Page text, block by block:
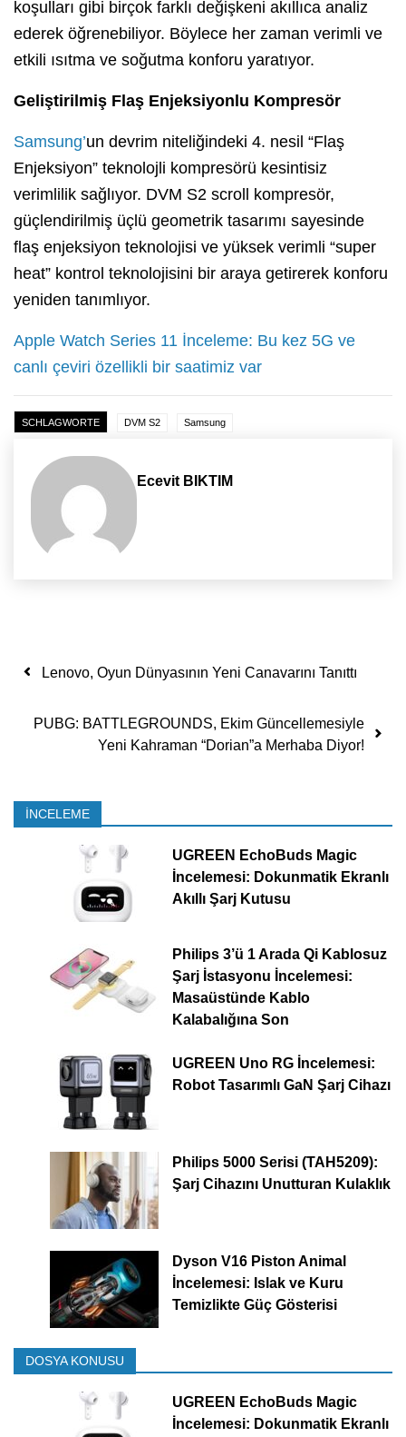
koşulları gibi birçok farklı değişkeni akıllıca analiz
ederek öğrenebiliyor. Böylece her zaman verimli ve
etkili ısıtma ve soğutma konforu yaratıyor.
Geliştirilmiş Flaş Enjeksiyonlu Kompresör
Samsung’un devrim niteliğindeki 4. nesil “Flaş
Enjeksiyon” teknolojli kompresörü kesintisiz
verimlilik sağlıyor. DVM S2 scroll kompresör,
güçlendirilmiş üçlü geometrik tasarımı sayesinde
flaş enjeksiyon teknolojisi ve yüksek verimli “super
heat” kontrol teknolojisini bir araya getirerek konforu
yeniden tanımlıyor.
Apple Watch Series 11 İnceleme: Bu kez 5G ve
canlı çeviri özellikli bir saatimiz var
SCHLAGWORTE DVM S2 Samsung
Ecevit BIKTIM
Yazı dolaşımı
Lenovo, Oyun Dünyasının Yeni Canavarını Tanıttı
PUBG: BATTLEGROUNDS, Ekim Güncellemesiyle
Yeni Kahraman “Dorian”a Merhaba Diyor!
İNCELEME
UGREEN EchoBuds Magic
İncelemesi: Dokunmatik Ekranlı
Akıllı Şarj Kutusu
Philips 3’ü 1 Arada Qi Kablosuz
Şarj İstasyonu İncelemesi:
Masaüstünde Kablo
Kalabalığına Son
UGREEN Uno RG İncelemesi:
Robot Tasarımlı GaN Şarj Cihazı
Philips 5000 Serisi (TAH5209):
Şarj Cihazını Unutturan Kulaklık
Dyson V16 Piston Animal
İncelemesi: Islak ve Kuru
Temizlikte Güç Gösterisi
DOSYA KONUSU
UGREEN EchoBuds Magic
İncelemesi: Dokunmatik Ekranlı